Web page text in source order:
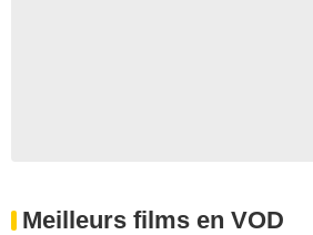
Meilleurs films en VOD